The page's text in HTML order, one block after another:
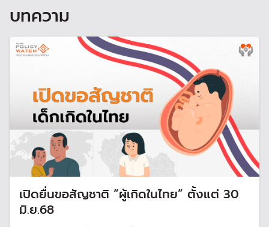
บทความ
เปิดยื่นขอสัญชาติ “ผู้เกิดในไทย” ตั้งแต่ 30
มิ.ย.68